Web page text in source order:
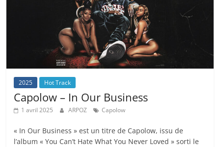
2025 Hot Track
Capolow – In Our Business
1 avril 2025 ARPOZ Capolow
« In Our Business » est un titre de Capolow, issu de
l’album « You Can’t Hate What You Never Loved » sorti le